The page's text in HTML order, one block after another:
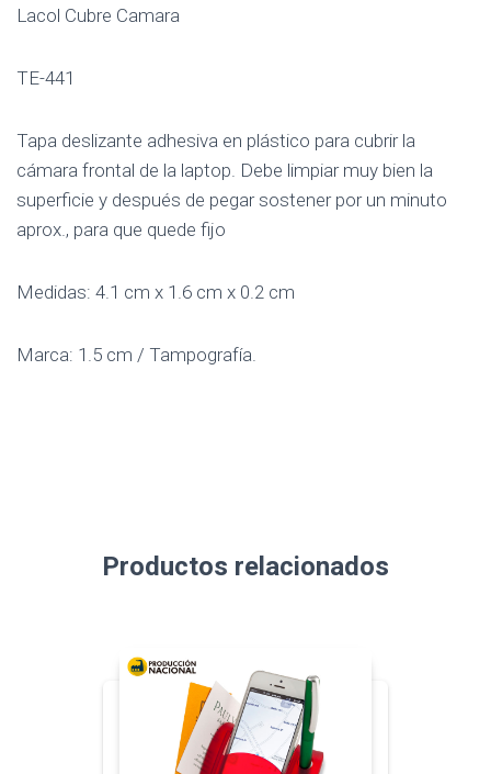
Lacol Cubre Camara
TE-441
Tapa deslizante adhesiva en plástico para cubrir la
cámara frontal de la laptop. Debe limpiar muy bien la
superficie y después de pegar sostener por un minuto
aprox., para que quede fijo
Medidas: 4.1 cm x 1.6 cm x 0.2 cm
Marca: 1.5 cm / Tampografía.
Productos relacionados